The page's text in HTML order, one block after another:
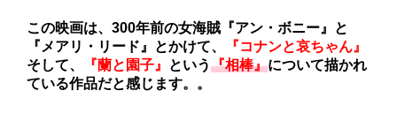
この映画は、300年前の女海賊『アン・ボニー』と
『メアリ・リード』とかけて、
『コナンと哀ちゃん』
そして、
『蘭と園子』 という『相棒』について描かれ
ている作品だと感じます。。